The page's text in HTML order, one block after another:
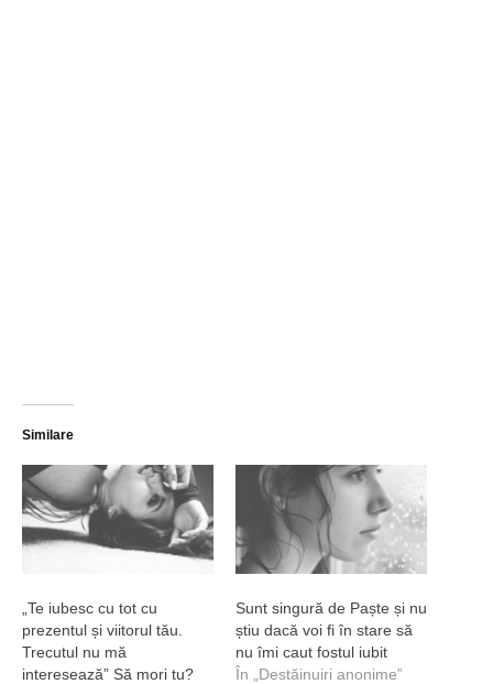
Similare
„Te iubesc cu tot cu
prezentul și viitorul tău.
Trecutul nu mă
interesează” Să mori tu?
Sunt singură de Paște și nu
știu dacă voi fi în stare să
nu îmi caut fostul iubit
În „Destăinuiri anonime”